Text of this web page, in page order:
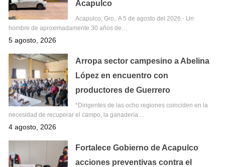
Acapulco
Acapulco; Gro,. A 5 de agosto del 2026.- Un
hombre de aproximadamente 30 años de…
5 agosto, 2026
Arropa sector campesino a Abelina
López en encuentro con
productores de Guerrero
*Dirigentes de las ocho regiones coinciden en la
necesidad de recuperar el campo, la ganadería…
4 agosto, 2026
Fortalece Gobierno de Acapulco
acciones preventivas contra el